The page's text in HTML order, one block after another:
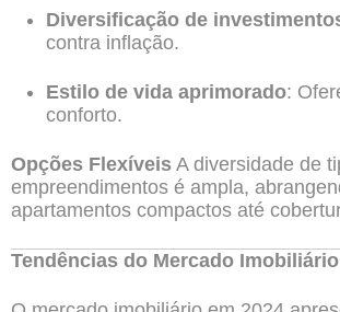
Diversificação de
contra inflação.
Estilo de vida aprimorado:
conforto.
Opções Flexíveis A diversidade de
empreendimentos é ampla,
apartamentos compactos até
Tendências do Mercado Imobiliário